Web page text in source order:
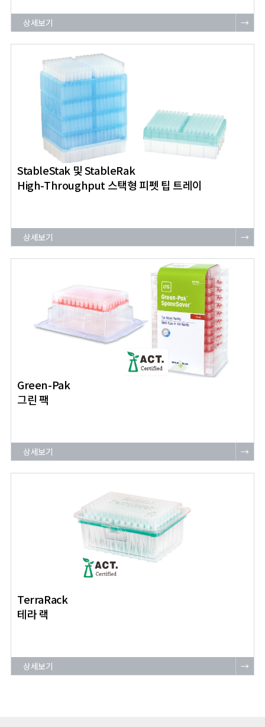
상세보기 →
StableStak 및 StableRak
High-Throughput 스택형 피펫 팁 트레이
상세보기 →
Green-Pak
그린 팩
상세보기 →
TerraRack
테라 랙
상세보기 →